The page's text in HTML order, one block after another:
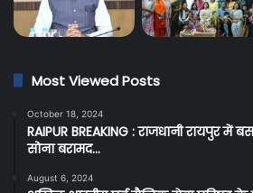
Most Viewed Posts
October 18, 2024
RAIPUR BREAKING : राजधानी रायपुर में
सोना बरामद…
August 6, 2024